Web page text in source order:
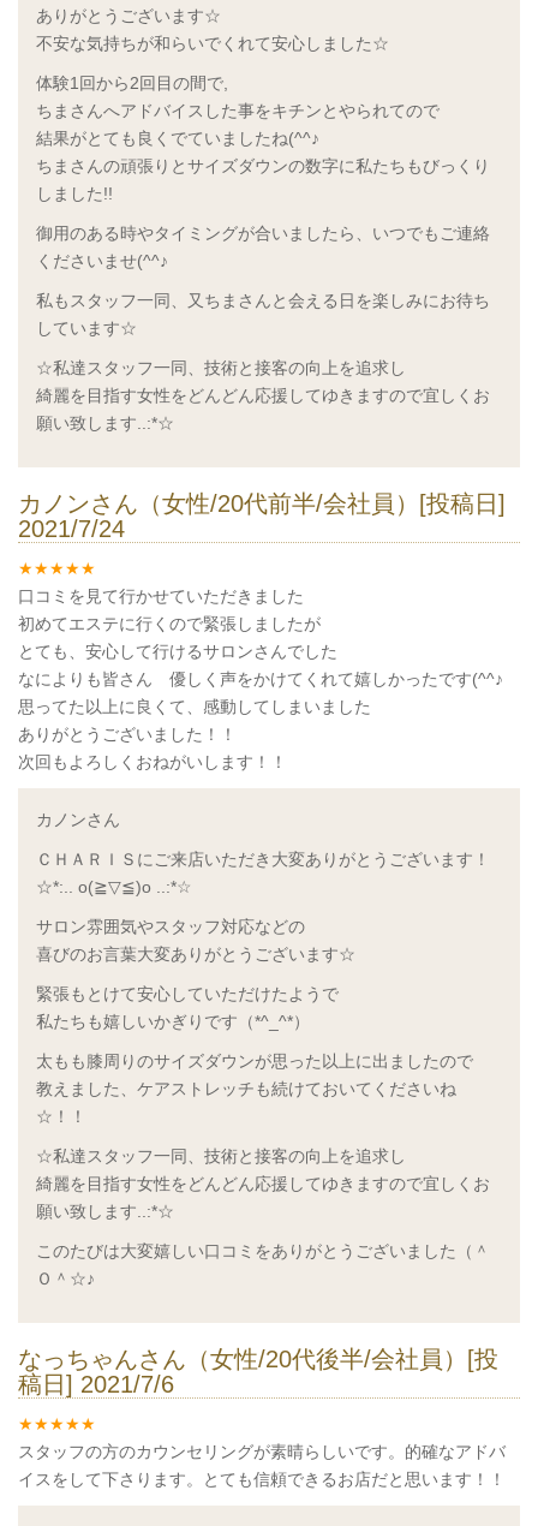
ありがとうございます☆
不安な気持ちが和らいでくれて安心しました☆
体験1回から2回目の間で,
ちまさんへアドバイスした事をキチンとやられてので
結果がとても良くでていましたね(^^♪
ちまさんの頑張りとサイズダウンの数字に私たちもびっくり
しました!!
御用のある時やタイミングが合いましたら、いつでもご連絡
くださいませ(^^♪
私もスタッフ一同、又ちまさんと会える日を楽しみにお待ち
しています☆
☆私達スタッフ一同、技術と接客の向上を追求し
綺麗を目指す女性をどんどん応援してゆきますので宜しくお
願い致します..:*☆
カノンさん（女性/20代前半/会社員）[投稿日]
2021/7/24
口コミを見て行かせていただきました
初めてエステに行くので緊張しましたが
とても、安心して行けるサロンさんでした
なによりも皆さん 優しく声をかけてくれて嬉しかったです(^^♪
思ってた以上に良くて、感動してしまいました
ありがとうございました！！
次回もよろしくおねがいします！！
カノンさん
ＣＨＡＲＩＳにご来店いただき大変ありがとうございます！
☆*:.. o(≧▽≦)o ..:*☆
サロン雰囲気やスタッフ対応などの
喜びのお言葉大変ありがとうございます☆
緊張もとけて安心していただけたようで
私たちも嬉しいかぎりです（*^_^*）
太もも膝周りのサイズダウンが思った以上に出ましたので
教えました、ケアストレッチも続けておいてくださいね
☆！！
☆私達スタッフ一同、技術と接客の向上を追求し
綺麗を目指す女性をどんどん応援してゆきますので宜しくお
願い致します..:*☆
このたびは大変嬉しい口コミをありがとうございました（＾
Ｏ＾☆♪
なっちゃんさん（女性/20代後半/会社員）[投
稿日] 2021/7/6
スタッフの方のカウンセリングが素晴らしいです。的確なアドバ
イスをして下さります。とても信頼できるお店だと思います！！